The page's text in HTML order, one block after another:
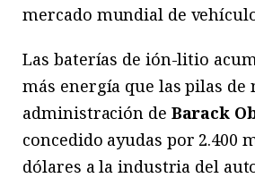
mercado mundial de
Las baterías de ión-litio
más energía que las pilas de
administración de Barack
concedido ayudas por 2.400
dólares a la industria del